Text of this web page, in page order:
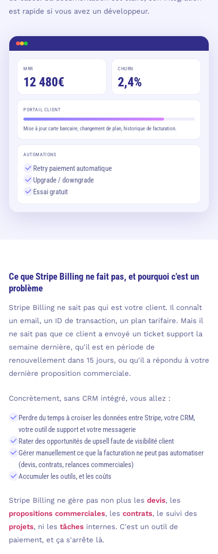
est rapide si vous avez un développeur.
MRR
12 480€
CHURN
2,4%
PORTAIL CLIENT
Mise à jour carte bancaire, changement de plan, historique de facturation.
AUTOMATIONS
Retry paiement automatique
Upgrade / downgrade
Essai gratuit
Ce que Stripe Billing ne fait pas, et pourquoi c'est un
problème
Stripe Billing ne sait pas qui est votre client. Il connaît
un email, un ID de transaction, un plan tarifaire. Mais il
ne sait pas que ce client a envoyé un ticket support la
semaine dernière, qu'il est en période de
renouvellement dans 15 jours, ou qu'il a répondu à votre
dernière proposition commerciale.
Concrètement, sans CRM intégré, vous allez :
Perdre du temps à croiser les données entre Stripe, votre CRM,
votre outil de support et votre messagerie
Rater des opportunités de upsell faute de visibilité client
Gérer manuellement ce que la facturation ne peut pas automatiser
(devis, contrats, relances commerciales)
Accumuler les outils, et les coûts
Stripe Billing ne gère pas non plus les devis, les
propositions commerciales, les contrats, le suivi des
projets, ni les tâches internes. C'est un outil de
paiement, et ça s'arrête là.